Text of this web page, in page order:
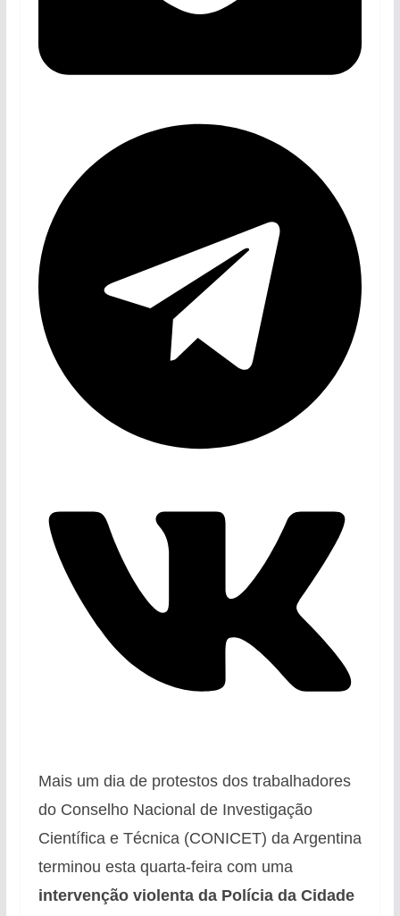
Mais um dia de protestos dos trabalhadores
do Conselho Nacional de Investigação
Científica e Técnica (CONICET) da Argentina
terminou esta quarta-feira com uma
intervenção violenta da Polícia da Cidade